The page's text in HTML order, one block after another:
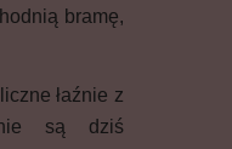
bramę,
łaźnie z
są dziś